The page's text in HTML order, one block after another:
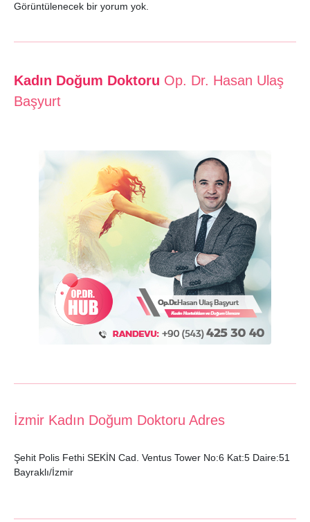
Görüntülenecek bir yorum yok.
Kadın Doğum Doktoru Op. Dr. Hasan Ulaş
Başyurt
İzmir Kadın Doğum Doktoru Adres
Şehit Polis Fethi SEKİN Cad. Ventus Tower No:6 Kat:5 Daire:51
Bayraklı/İzmir